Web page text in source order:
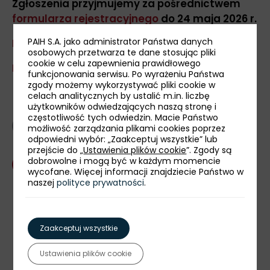
Zgłoszenia przyjmujemy za pośrednictwem
formularza rejestracyjnego do 24 maja 2026 r.
Regulamin »
Regulamin organizatora »
powrót
Skontaktuj się z nami
Najbliższe wydarzenia
PAIH S.A. jako administrator Państwa danych
osobowych przetwarza te dane stosując pliki
cookie w celu zapewnienia prawidłowego
funkcjonowania serwisu. Po wyrażeniu Państwa
zgody możemy wykorzystywać pliki cookie w
celach analitycznych by ustalić m.in. liczbę
użytkowników odwiedzających naszą stronę i
częstotliwość tych odwiedzin. Macie Państwo
możliwość zarządzania plikami cookies poprzez
odpowiedni wybór: „Zaakceptuj wszystkie” lub
przejście do „Ustawienia plików cookie”. Zgody są
dobrowolne i mogą być w każdym momencie
wycofane. Więcej informacji znajdziecie Państwo w
naszejpolityce prywatności.
Zaakceptuj wszystkie
Ustawienia plików cookie